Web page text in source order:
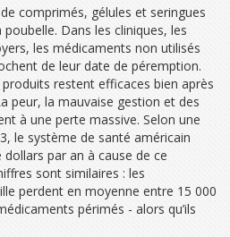
comprimés, gélules et seringues
Dans les cliniques, les
les médicaments non utilisés
de leur date de péremption.
restent efficaces bien après
peur, la mauvaise gestion et des
à une perte massive. Selon une
le système de santé américain
par an à cause de ce
sont similaires : les
perdent en moyenne entre 15 000
périmés - alors qu’ils